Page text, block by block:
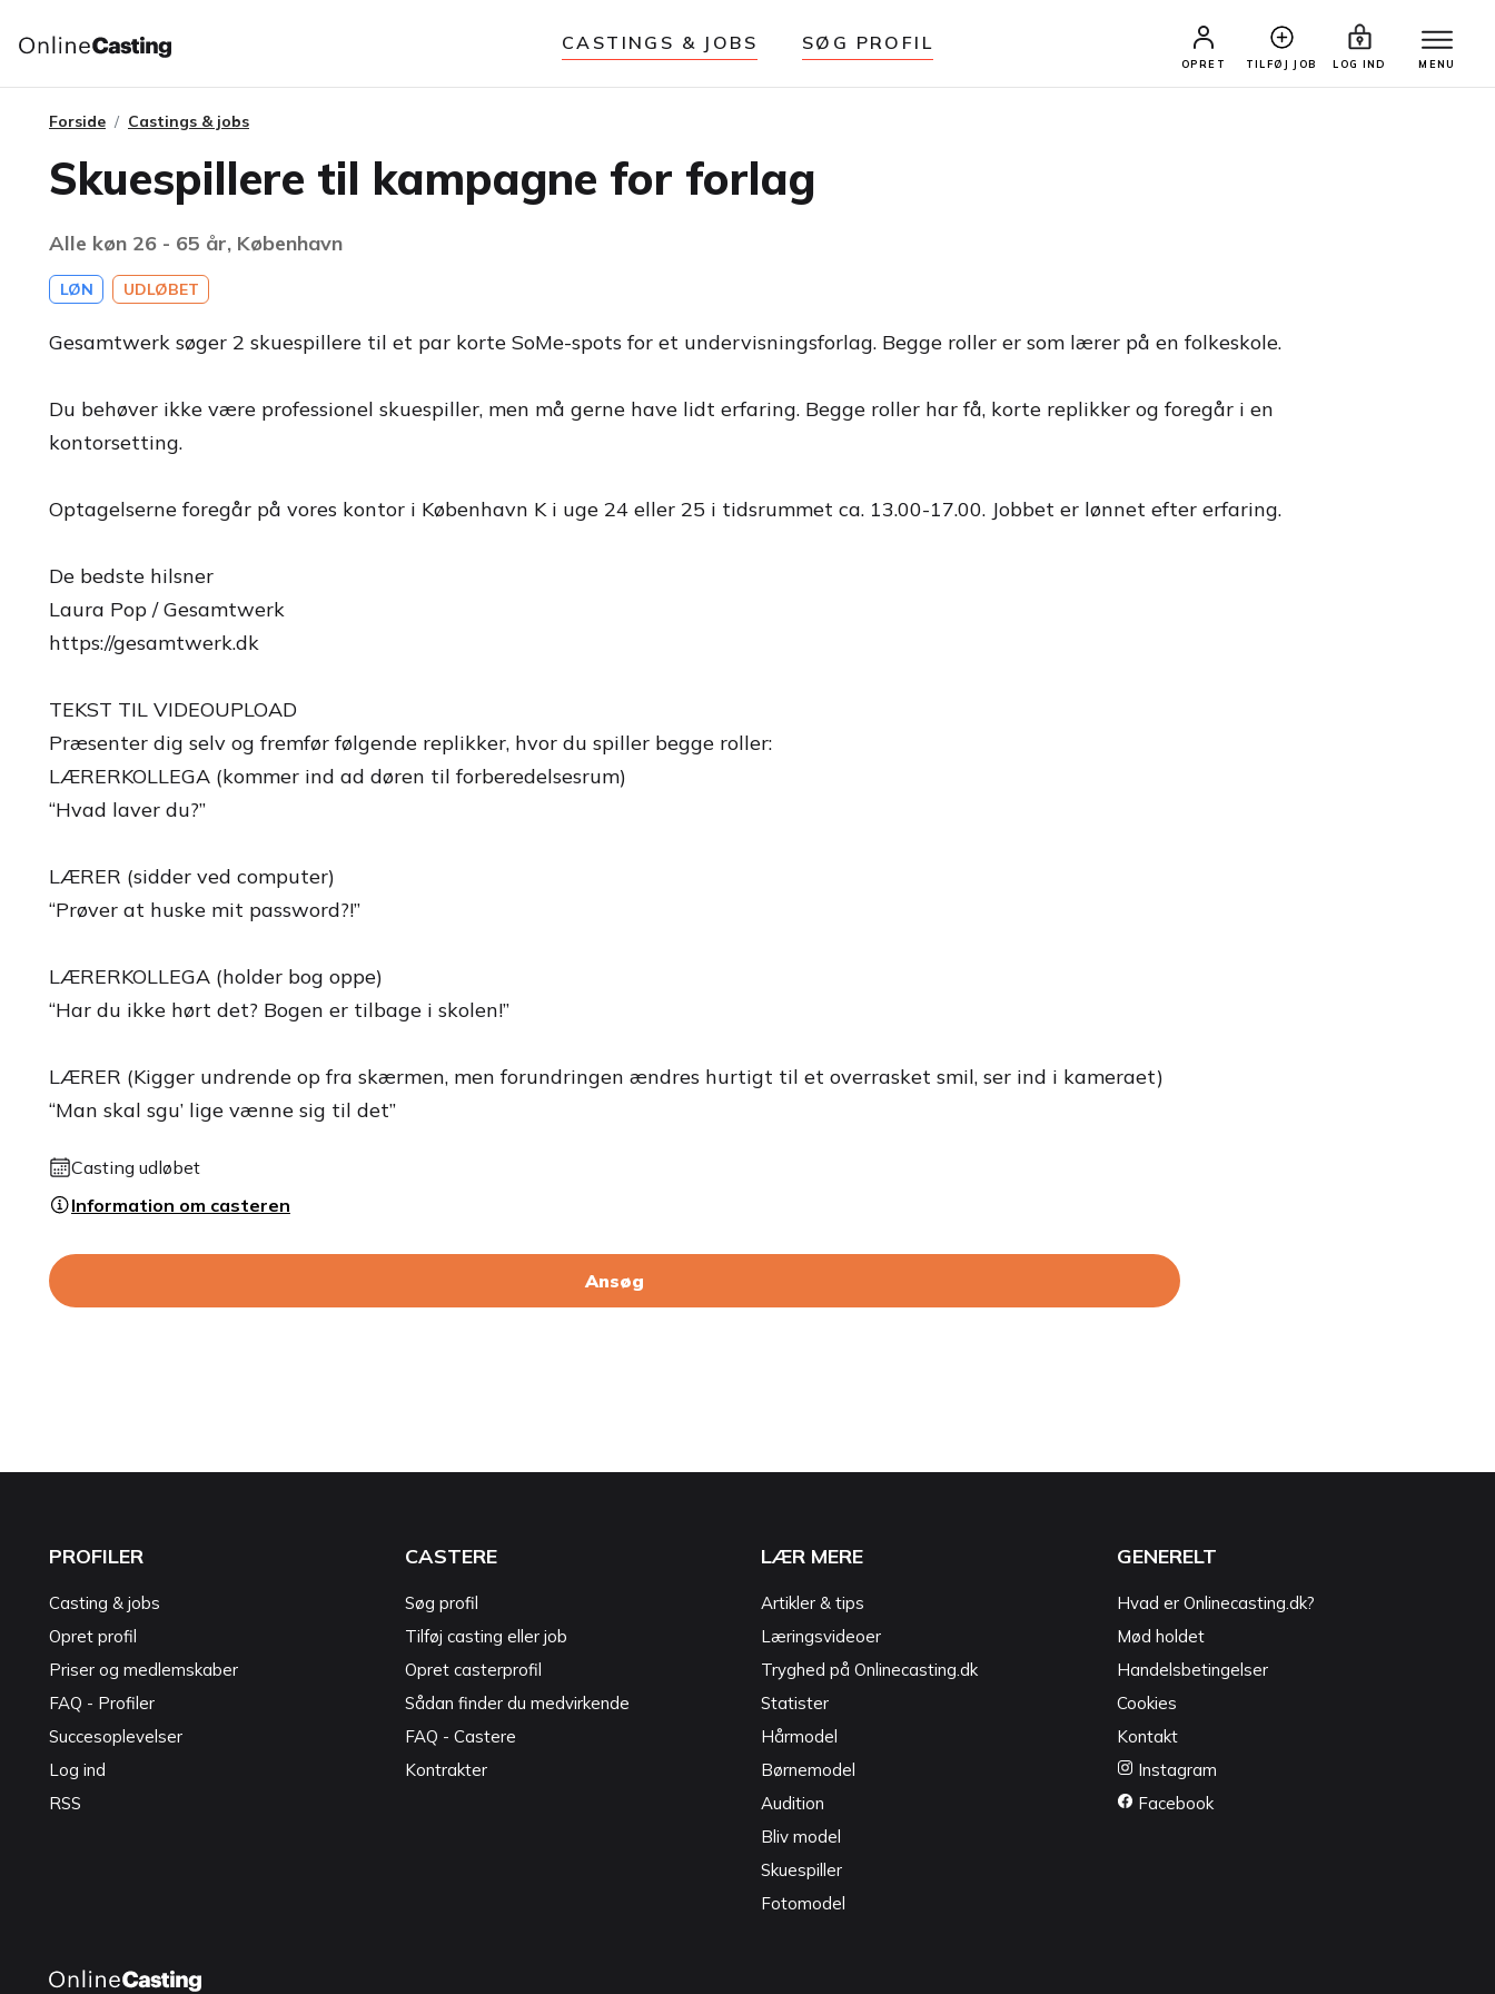
CASTINGS & JOBS SØG PROFIL
OPRET TILFØJ JOB LOG IND MENU
Forside Castings & jobs
Skuespillere til kampagne for forlag
Alle køn 26 - 65 år, København
LØN UDLØBET
Gesamtwerk søger 2 skuespillere til et par korte SoMe-spots for et undervisningsforlag. Begge roller er som lærer på en folkeskole.
Du behøver ikke være professionel skuespiller, men må gerne have lidt erfaring. Begge roller har få, korte replikker og foregår i en
kontorsetting.
Optagelserne foregår på vores kontor i København K i uge 24 eller 25 i tidsrummet ca. 13.00-17.00. Jobbet er lønnet efter erfaring.
De bedste hilsner
Laura Pop / Gesamtwerk
https://gesamtwerk.dk
TEKST TIL VIDEOUPLOAD
Præsenter dig selv og fremfør følgende replikker, hvor du spiller begge roller:
LÆRERKOLLEGA (kommer ind ad døren til forberedelsesrum)
“Hvad laver du?”
LÆRER (sidder ved computer)
“Prøver at huske mit password?!”
LÆRERKOLLEGA (holder bog oppe)
“Har du ikke hørt det? Bogen er tilbage i skolen!”
LÆRER (Kigger undrende op fra skærmen, men forundringen ændres hurtigt til et overrasket smil, ser ind i kameraet)
“Man skal sgu’ lige vænne sig til det”
Casting udløbet
Information om casteren
Ansøg
PROFILER
Casting & jobs
Opret profil
Priser og medlemskaber
FAQ - Profiler
Succesoplevelser
Log ind
RSS
CASTERE
Søg profil
Tilføj casting eller job
Opret casterprofil
Sådan finder du medvirkende
FAQ - Castere
Kontrakter
LÆR MERE
Artikler & tips
Læringsvideoer
Tryghed på Onlinecasting.dk
Statister
Hårmodel
Børnemodel
Audition
Bliv model
Skuespiller
Fotomodel
GENERELT
Hvad er Onlinecasting.dk?
Mød holdet
Handelsbetingelser
Cookies
Kontakt
Instagram
Facebook